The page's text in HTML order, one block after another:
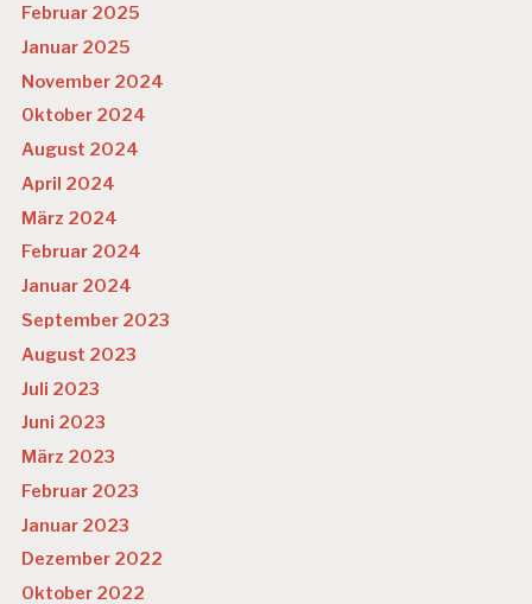
Februar 2025
Januar 2025
November 2024
Oktober 2024
August 2024
April 2024
März 2024
Februar 2024
Januar 2024
September 2023
August 2023
Juli 2023
Juni 2023
März 2023
Februar 2023
Januar 2023
Dezember 2022
Oktober 2022